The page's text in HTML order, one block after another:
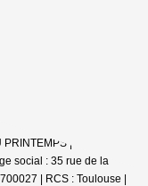
| Raison
social : 35 rue de la
| RCS : Toulouse |